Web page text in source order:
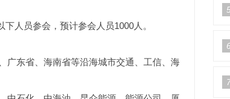
人员参会，预计参会人员1000人。
广东省、海南省等沿海城市交通、工信、海